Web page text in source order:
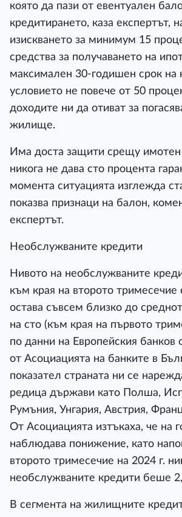
която да пази от евентуален
кредитирането, каза експертът,
изискването за минимум 15
средства за получаването на
максимален 30-годишен срок на
условието не повече от 50
доходите ни да отиват за
жилище.
Има доста защити срещу имотен
никога не дава сто процента
момента ситуацията изглежда
показва признаци на балон,
експертът.
Необслужваните кредити
Нивото на необслужваните
към края на второто тримесечие
остава съвсем близко до
на сто (към края на първото
по данни на Европейския банков
от Асоциацията на банките в
показател страната ни се
редица държави като Полша,
Румъния, Унгария, Австрия,
От Асоциацията изтъкаха, че на
наблюдава понижение, като
второто тримесечие на 2024 г.
необслужваните кредити беше
В сегмента на жилищните